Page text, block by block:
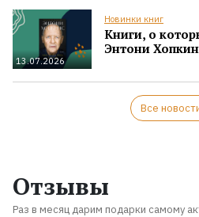
13.07.2026
Новинки книг
Книги, о
Энтони
Все
Отзывы
Раз в месяц дарим подарки самому